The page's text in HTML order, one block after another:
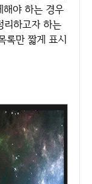
해야 하는 경우
리하고자 하는
록만 짧게 표시